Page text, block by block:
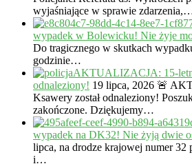
wyjaśniające w sprawie
wypadek w Bolewicku! Nie żyje
Do tragicznego w skutkach
godzinie…
AKTUALIZACJA: 15-
odnaleziony! 19 lipca, 2026 🚨
Ksawery został odnaleziony!
zakończone. Dziękujemy…
wypadek na DK32! Nie żyją dwie
lipca, na drodze krajowej numer 32
i…